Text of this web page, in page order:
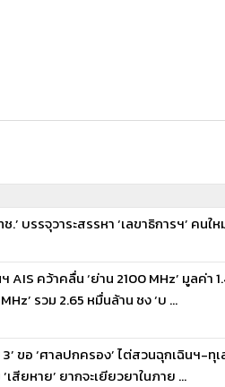
.’ บรรจุวาระสรรหา ‘เลขาธิการฯ’ คนใ
AIS คว้าคลื่น ‘ย่าน 2100 MHz’ มูลค่า
รวม 2.65 หมื่นล้าน ชง ‘บ ...
ขอ ‘ศาลปกครอง’ ไต่สวนฉุกเฉินฯ-ทุ
สียหาย’ ยากจะเยียวยาในภาย ...